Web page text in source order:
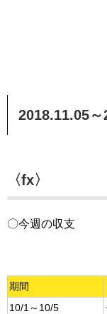
2018.11.05
〈fx〉
〇今週の収支
期間
10/1～10/5